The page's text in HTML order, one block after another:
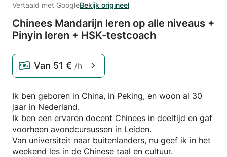
Vertaald met GoogleBekijk origineel
Chinees Mandarijn leren op alle niveaus +
Pinyin leren + HSK-testcoach
Van 51 € /h
Ik ben geboren in China, in Peking, en woon al 30
jaar in Nederland.
Ik ben een ervaren docent Chinees in deeltijd en gaf
voorheen avondcursussen in Leiden.
Van universiteit naar buitenlanders, nu geef ik in het
weekend les in de Chinese taal en cultuur.